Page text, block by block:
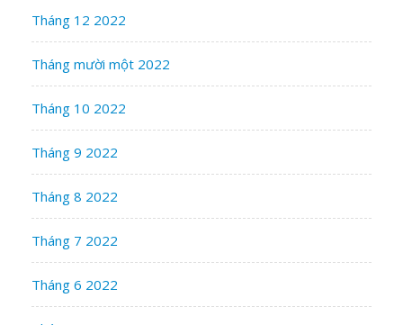
Tháng 12 2022
Tháng mười một 2022
Tháng 10 2022
Tháng 9 2022
Tháng 8 2022
Tháng 7 2022
Tháng 6 2022